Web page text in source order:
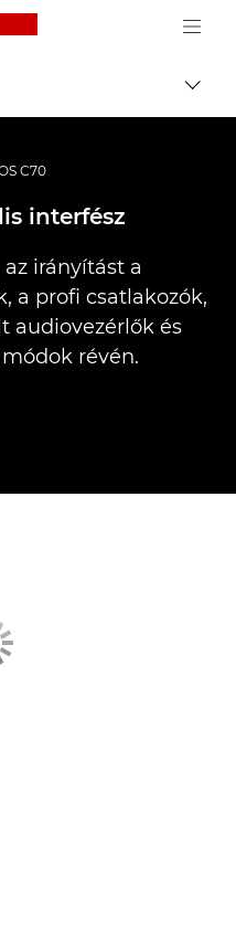
Canon Logo, back to
C70
interfész
irányítást a
a profi csatlakozók,
audiovezérlők és
révén.